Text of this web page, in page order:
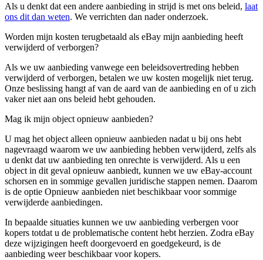
Als u denkt dat een andere aanbieding in strijd is met ons beleid, laat
ons dit dan weten. We verrichten dan nader onderzoek.
Worden mijn kosten terugbetaald als eBay mijn aanbieding heeft
verwijderd of verborgen?
Als we uw aanbieding vanwege een beleidsovertreding hebben
verwijderd of verborgen, betalen we uw kosten mogelijk niet terug.
Onze beslissing hangt af van de aard van de aanbieding en of u zich
vaker niet aan ons beleid hebt gehouden.
Mag ik mijn object opnieuw aanbieden?
U mag het object alleen opnieuw aanbieden nadat u bij ons hebt
nagevraagd waarom we uw aanbieding hebben verwijderd, zelfs als
u denkt dat uw aanbieding ten onrechte is verwijderd. Als u een
object in dit geval opnieuw aanbiedt, kunnen we uw eBay-account
schorsen en in sommige gevallen juridische stappen nemen. Daarom
is de optie Opnieuw aanbieden niet beschikbaar voor sommige
verwijderde aanbiedingen.
In bepaalde situaties kunnen we uw aanbieding verbergen voor
kopers totdat u de problematische content hebt herzien. Zodra eBay
deze wijzigingen heeft doorgevoerd en goedgekeurd, is de
aanbieding weer beschikbaar voor kopers.